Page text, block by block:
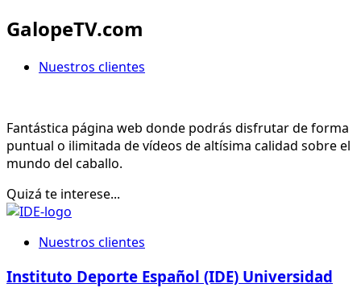
GalopeTV.com
Nuestros clientes
Fantástica página web donde podrás disfrutar de forma
puntual o ilimitada de vídeos de altísima calidad sobre el
mundo del caballo.
Quizá te interese...
Nuestros clientes
Instituto Deporte Español (IDE) Universidad